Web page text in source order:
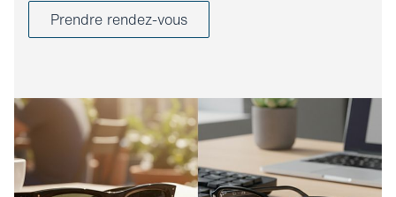
Prendre rendez-vous